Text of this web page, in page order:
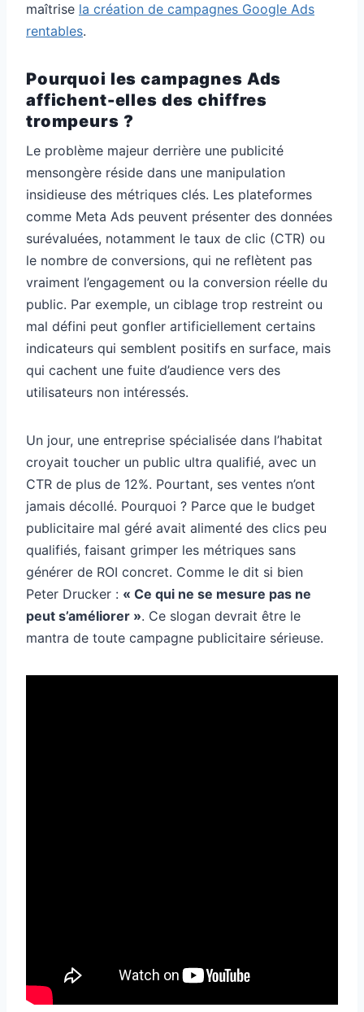
maîtrise la création de campagnes Google Ads
rentables.
Pourquoi les campagnes Ads
affichent-elles des chiffres
trompeurs ?
Le problème majeur derrière une publicité
mensongère réside dans une manipulation
insidieuse des métriques clés. Les plateformes
comme Meta Ads peuvent présenter des données
surévaluées, notamment le taux de clic (CTR) ou
le nombre de conversions, qui ne reflètent pas
vraiment l’engagement ou la conversion réelle du
public. Par exemple, un ciblage trop restreint ou
mal défini peut gonfler artificiellement certains
indicateurs qui semblent positifs en surface, mais
qui cachent une fuite d’audience vers des
utilisateurs non intéressés.
Un jour, une entreprise spécialisée dans l’habitat
croyait toucher un public ultra qualifié, avec un
CTR de plus de 12%. Pourtant, ses ventes n’ont
jamais décollé. Pourquoi ? Parce que le budget
publicitaire mal géré avait alimenté des clics peu
qualifiés, faisant grimper les métriques sans
générer de ROI concret. Comme le dit si bien
Peter Drucker : « Ce qui ne se mesure pas ne
peut s’améliorer ». Ce slogan devrait être le
mantra de toute campagne publicitaire sérieuse.